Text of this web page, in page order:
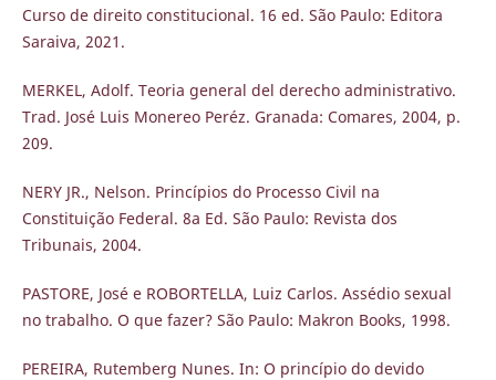
Curso de direito constitucional. 16 ed. São Paulo: Editora
Saraiva, 2021.
MERKEL, Adolf. Teoria general del derecho administrativo.
Trad. José Luis Monereo Peréz. Granada: Comares, 2004, p.
209.
NERY JR., Nelson. Princípios do Processo Civil na
Constituição Federal. 8a Ed. São Paulo: Revista dos
Tribunais, 2004.
PASTORE, José e ROBORTELLA, Luiz Carlos. Assédio sexual
no trabalho. O que fazer? São Paulo: Makron Books, 1998.
PEREIRA, Rutemberg Nunes. In: O princípio do devido